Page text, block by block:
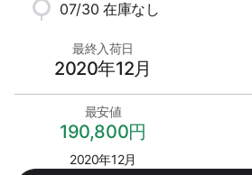
07/30 在庫なし
最終入荷日
2020年12月
最安値
190,800円
2020年12月